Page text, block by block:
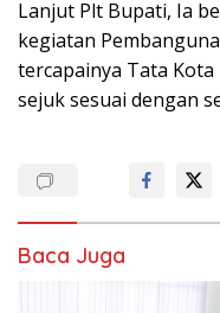
Lanjut Plt Bupati, Ia
kegiatan
tercapainya Tata
sejuk sesuai dengan
Baca Juga